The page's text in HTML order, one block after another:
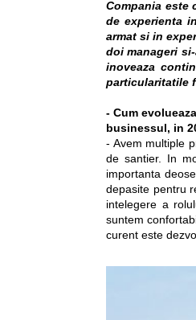
Compania este
de experienta
armat si in
doi manageri
inoveaza
particularitatile
- Cum
businessul, in
- Avem multiple
de santier. In
importanta
depasite pentru
intelegere a
suntem
curent este